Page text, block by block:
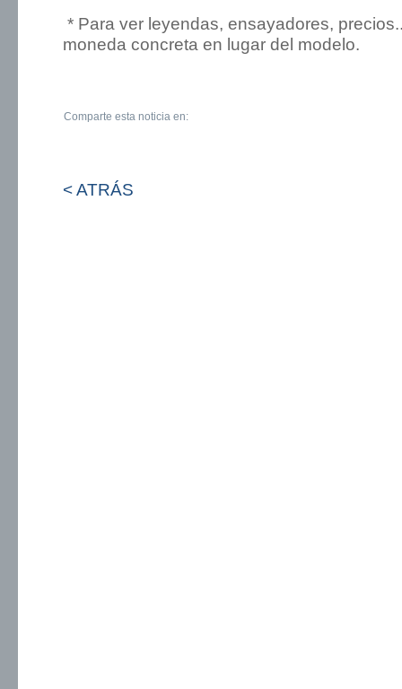
* Para ver leyendas, ensayadores,
moneda concreta en lugar del modelo.
Comparte esta noticia en:
< ATRÁS